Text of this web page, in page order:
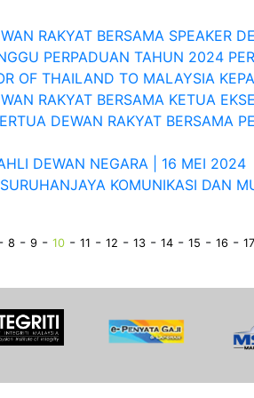
RAKYAT BERSAMA SPEAKER
PERPADUAN TAHUN 2024
OF THAILAND TO MALAYSIA
RAKYAT BERSAMA KETUA
DEWAN RAKYAT BERSAMA
DEWAN NEGARA | 16 MEI 2024
KOMUNIKASI DAN
8 - 9 - 10 - 11 - 12 - 13 - 14 - 15 - 16 - 17